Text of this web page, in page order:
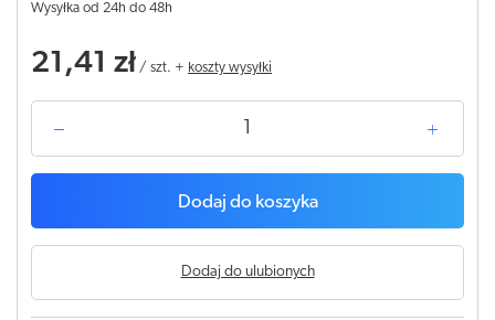
Wysyłka od 24h do 48h
21,41 zł / szt. + koszty wysyłki
Dodaj do koszyka
Dodaj do ulubionych